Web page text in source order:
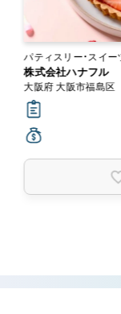
株式会社ハナフル
大阪府 大阪市福島区